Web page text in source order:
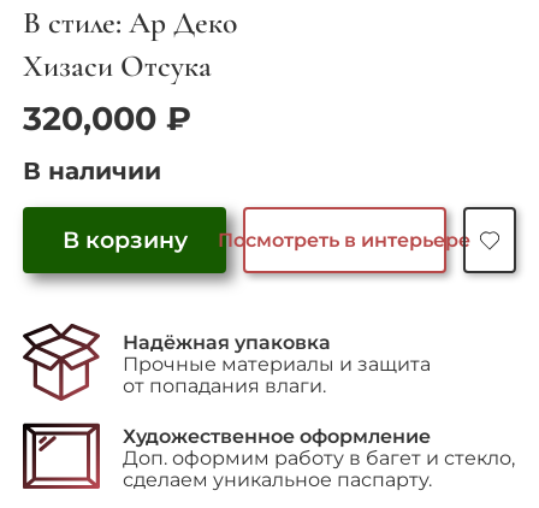
В стиле: Ар Деко
Хизаси Отсука
320,000₽
В наличии
"Compassion"
В корзину Посмотреть в интерьере
Надёжная упаковка
Прочные материалы и защита
от попадания влаги.
Художественное оформление
Доп. оформим работу в багет и стекло,
сделаем уникальное паспарту.